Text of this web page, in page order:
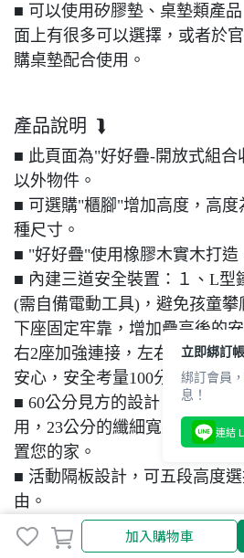
加入購物車
■ 可以使用矽膠墊、桌墊類產
面上有很多可以選擇，或者於
購桌墊配合使用。
產品說明 ⮯
■ 此頁面為"好好疊-開放式組合
以外物件。
■ 可選購"櫃腳"增加高度，高度
種尺寸。
■ "好好疊"使用橡膠木實木打造
■ 內建三道安全裝置：１、L型
(需自備電動工具)，避免孩童攀
下座固定牢靠，增加疊高後的
右2座加強連接，左右密合讓穩
安心，安全考量100分！
■ 60公分見方的設計，機動性高
用，23公分的纖細寬度，不會
置您的家。
■ 活動隔板設計，可五段高度
由。
■ 可加購實木收納盒，17公分
到最低內也可置入。